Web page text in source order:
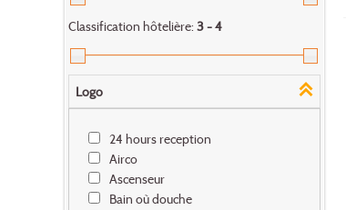
Classification hôtelière: 3 - 4
Logo
24 hours reception
Airco
Ascenseur
Bain où douche